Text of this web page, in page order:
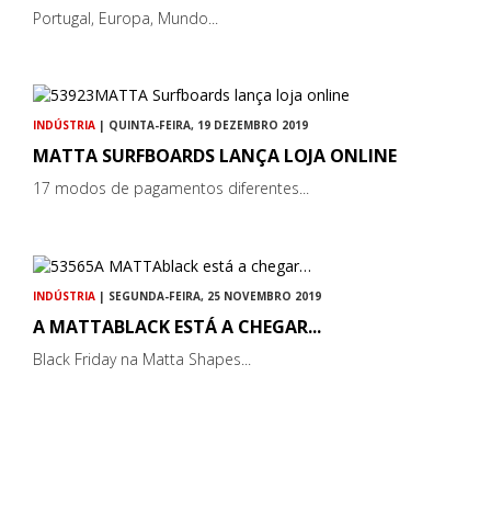
Portugal, Europa, Mundo...
INDÚSTRIA | QUINTA-FEIRA, 19 DEZEMBRO 2019
MATTA SURFBOARDS LANÇA LOJA ONLINE
17 modos de pagamentos diferentes...
INDÚSTRIA | SEGUNDA-FEIRA, 25 NOVEMBRO 2019
A MATTABLACK ESTÁ A CHEGAR...
Black Friday na Matta Shapes...